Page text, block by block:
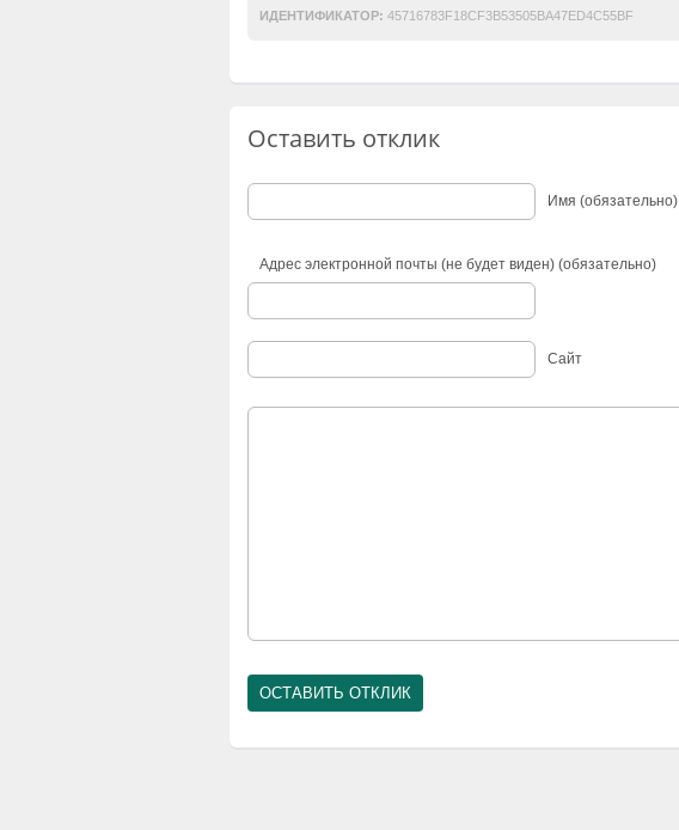
ИДЕНТИФИКАТОР: 45716783F18CF3B53505BA47ED4C55BF
Оставить отклик
Имя (обязательно)
Адрес электронной почты (не будет виден) (обязательно)
Сайт